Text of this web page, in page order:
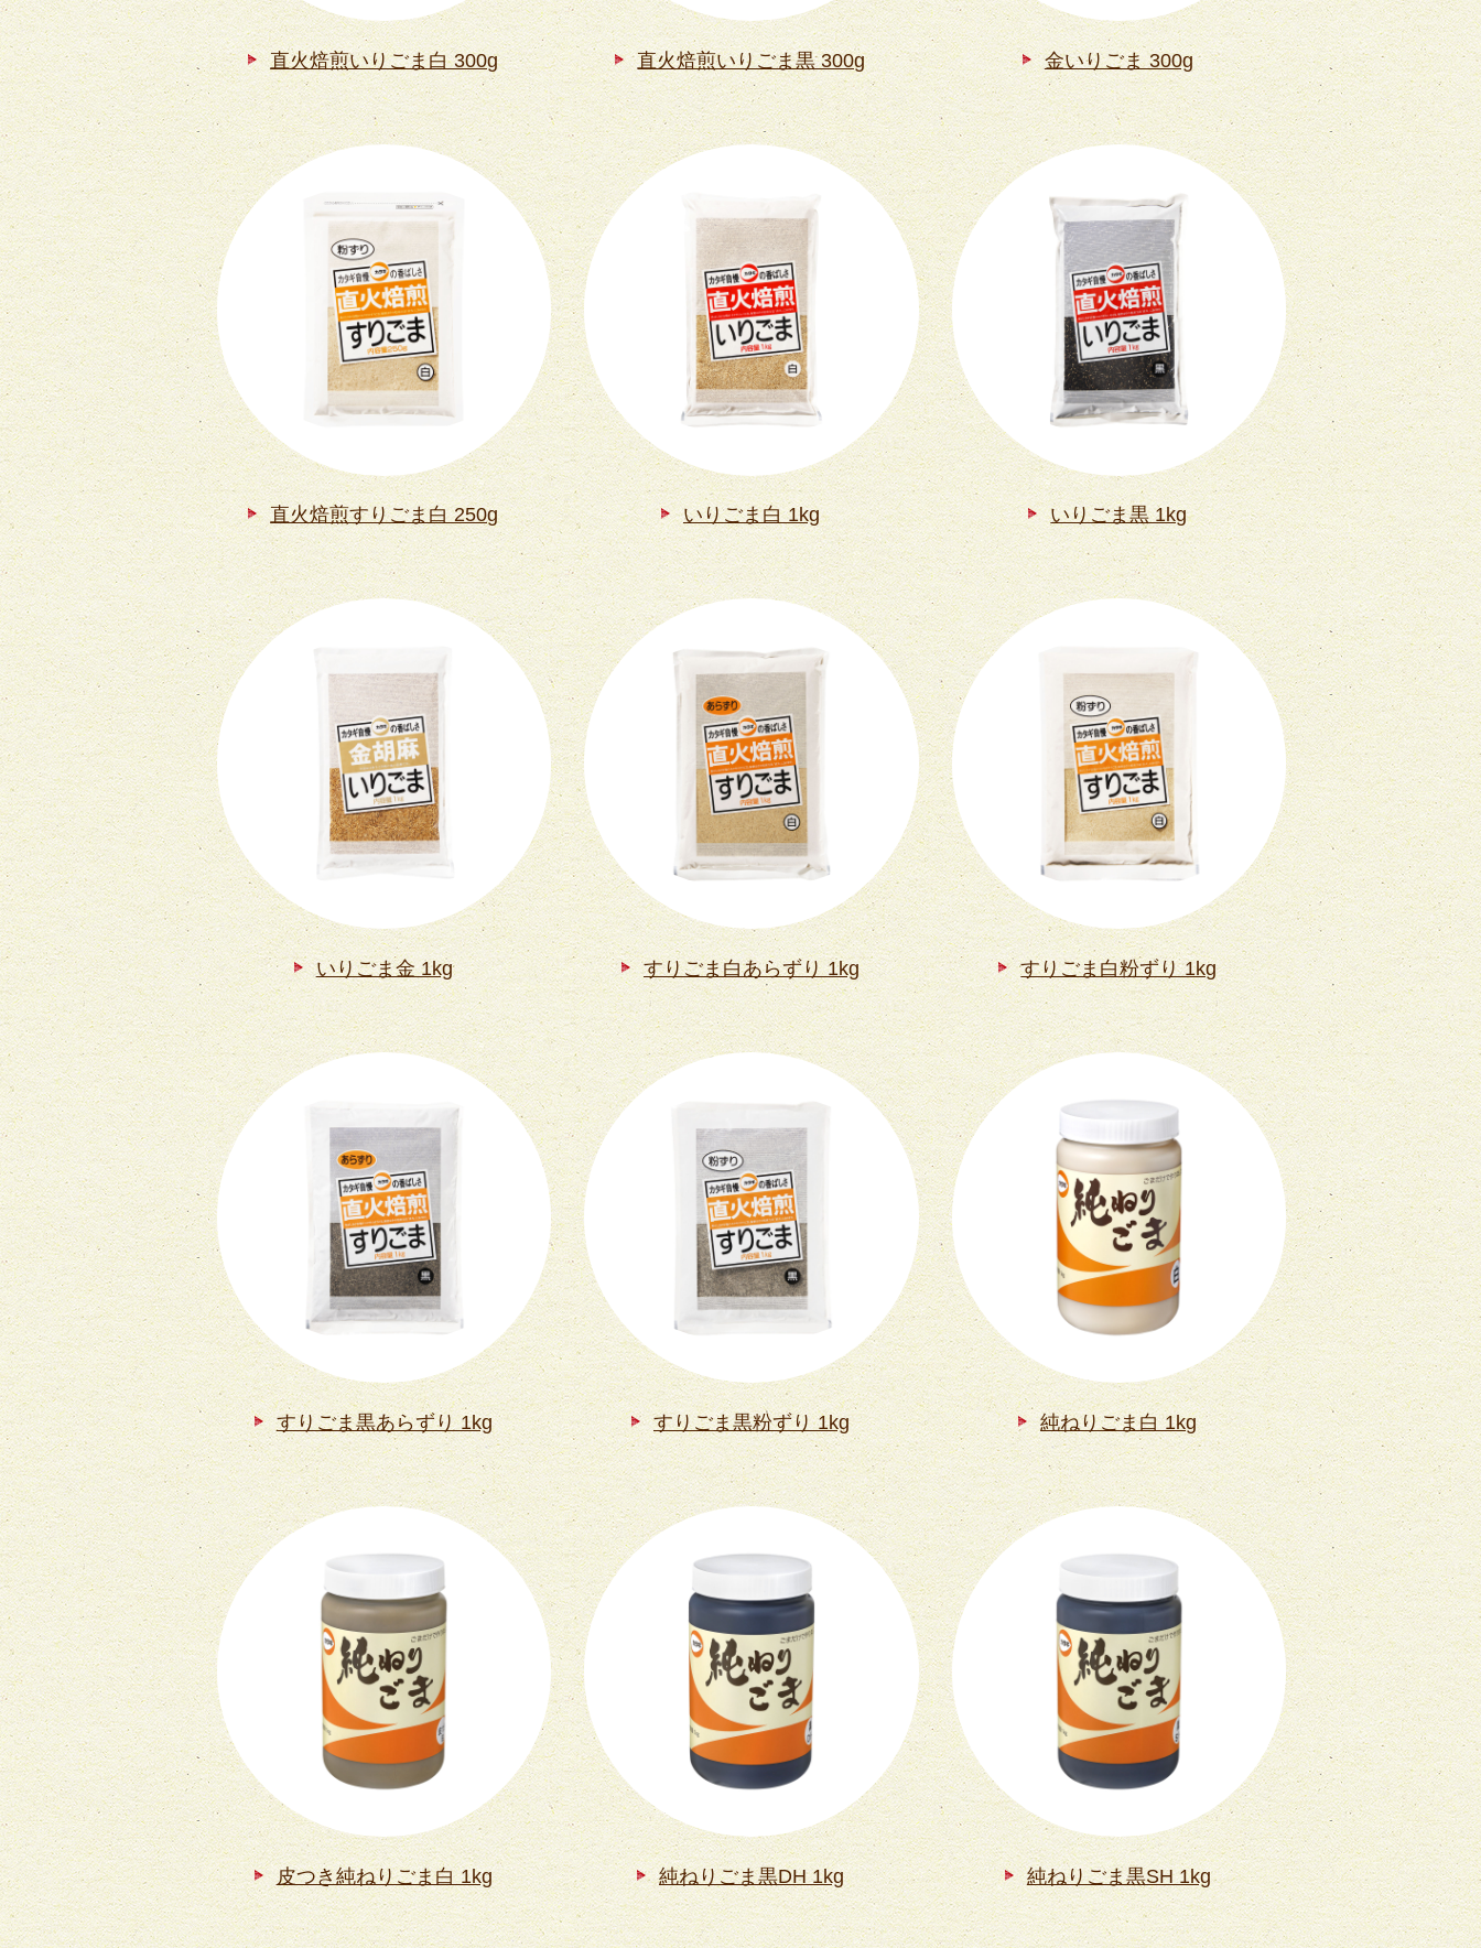
直火焙煎いりごま白 300g 直火焙煎いりごま黒 300g 金いりごま 300g
直火焙煎すりごま白 250g いりごま白 1kg いりごま黒 1kg
いりごま金 1kg すりごま白あらずり 1kg すりごま白粉ずり 1kg
すりごま黒あらずり 1kg すりごま黒粉ずり 1kg 純ねりごま白 1kg
皮つき純ねりごま白 1kg 純ねりごま黒DH 1kg 純ねりごま黒SH 1kg